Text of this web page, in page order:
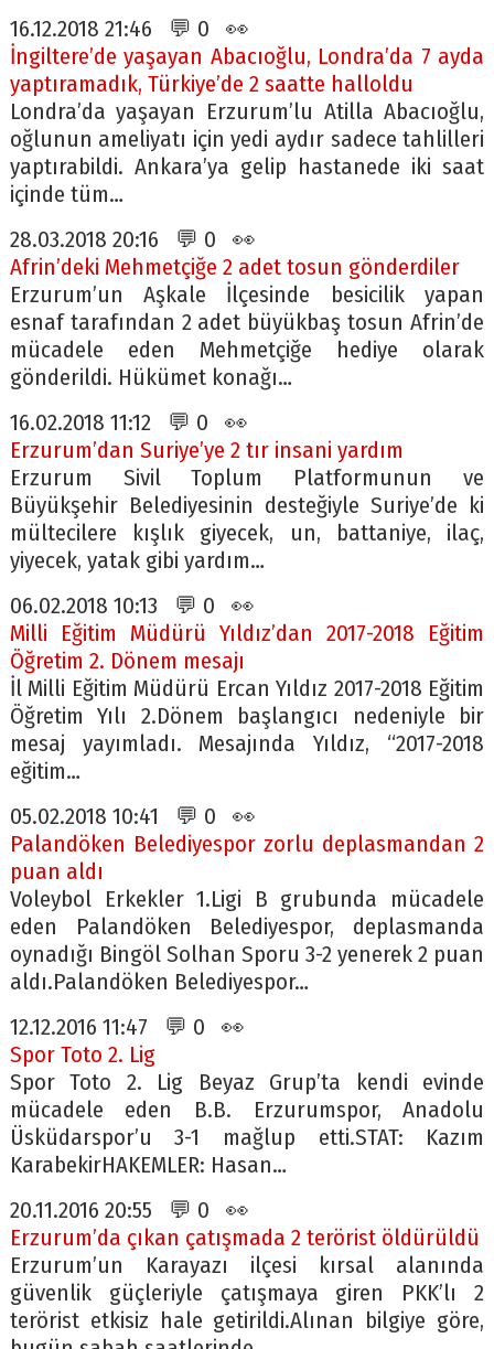
16.12.2018 21:46 💬 0 👀
İngiltere’de yaşayan Abacıoğlu, Londra’da 7 ayda
yaptıramadık, Türkiye’de 2 saatte halloldu
Londra’da yaşayan Erzurum’lu Atilla Abacıoğlu,
oğlunun ameliyatı için yedi aydır sadece tahlilleri
yaptırabildi. Ankara’ya gelip hastanede iki saat
içinde tüm…
28.03.2018 20:16 💬 0 👀
Afrin’deki Mehmetçiğe 2 adet tosun gönderdiler
Erzurum’un Aşkale İlçesinde besicilik yapan
esnaf tarafından 2 adet büyükbaş tosun Afrin’de
mücadele eden Mehmetçiğe hediye olarak
gönderildi. Hükümet konağı…
16.02.2018 11:12 💬 0 👀
Erzurum’dan Suriye’ye 2 tır insani yardım
Erzurum Sivil Toplum Platformunun ve
Büyükşehir Belediyesinin desteğiyle Suriye’de ki
mültecilere kışlık giyecek, un, battaniye, ilaç,
yiyecek, yatak gibi yardım…
06.02.2018 10:13 💬 0 👀
Milli Eğitim Müdürü Yıldız’dan 2017-2018 Eğitim
Öğretim 2. Dönem mesajı
İl Milli Eğitim Müdürü Ercan Yıldız 2017-2018 Eğitim
Öğretim Yılı 2.Dönem başlangıcı nedeniyle bir
mesaj yayımladı. Mesajında Yıldız, “2017-2018
eğitim…
05.02.2018 10:41 💬 0 👀
Palandöken Belediyespor zorlu deplasmandan 2
puan aldı
Voleybol Erkekler 1.Ligi B grubunda mücadele
eden Palandöken Belediyespor, deplasmanda
oynadığı Bingöl Solhan Sporu 3-2 yenerek 2 puan
aldı.Palandöken Belediyespor…
12.12.2016 11:47 💬 0 👀
Spor Toto 2. Lig
Spor Toto 2. Lig Beyaz Grup’ta kendi evinde
mücadele eden B.B. Erzurumspor, Anadolu
Üsküdarspor’u 3-1 mağlup etti.STAT: Kazım
KarabekirHAKEMLER: Hasan…
20.11.2016 20:55 💬 0 👀
Erzurum’da çıkan çatışmada 2 terörist öldürüldü
Erzurum’un Karayazı ilçesi kırsal alanında
güvenlik güçleriyle çatışmaya giren PKK’lı 2
terörist etkisiz hale getirildi.Alınan bilgiye göre,